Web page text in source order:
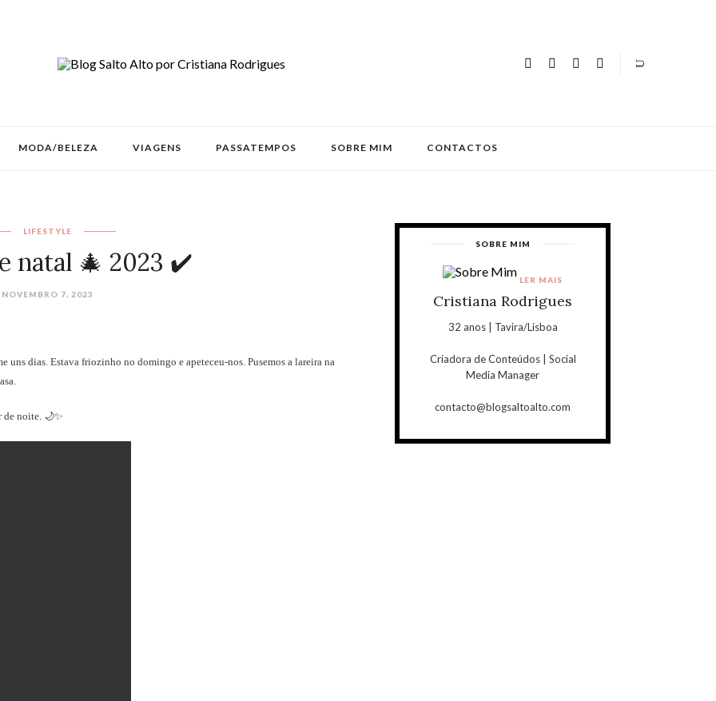
MODA/BELEZA VIAGENS PASSATEMPOS SOBRE MIM CONTACTOS
LIFESTYLE
natal 🎄 2023 ✔️
NOVEMBRO 7, 2023
uns dias. Estava friozinho no domingo e apeteceu-nos. Pusemos a lareira na
de noite. 🌙✨
SOBRE MIM
Cristiana Rodrigues
32 anos | Tavira/Lisboa
Criadora de Conteúdos | Social
Media Manager
contacto@blogsaltoalto.com
LER MAIS